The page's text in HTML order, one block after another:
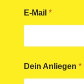
E-Mail*
Dein Anliegen*